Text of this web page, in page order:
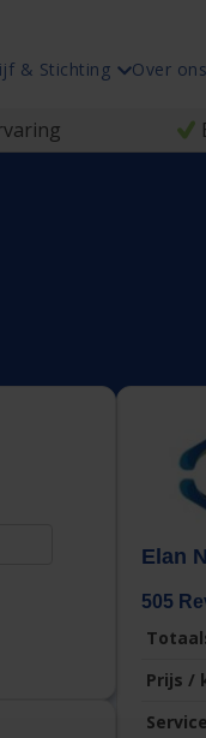
& Stichting Over ons
Elan
505
Prijs /